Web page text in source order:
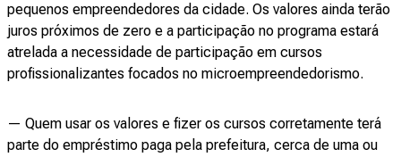
pequenos empreendedores da cidade. Os valores ainda terão
juros próximos de zero e a participação no programa estará
atrelada a necessidade de participação em cursos
profissionalizantes focados no microempreendedorismo.
— Quem usar os valores e fizer os cursos corretamente terá
parte do empréstimo paga pela prefeitura, cerca de uma ou